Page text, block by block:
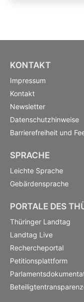
KONTAKT
Impressum
Kontakt
Newsletter
Datenschutzhinweise
Barrierefreiheit und
SPRACHE
Leichte Sprache
Gebärdensprache
PORTALE DES
Thüringer Landtag
Landtag Live
Rechercheportal
Petitionsplattform